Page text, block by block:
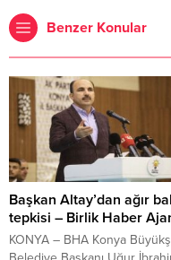
Benzer Konular
Başkan Altay’dan ağır
tepkisi – Birlik Haber
KONYA – BHA Konya